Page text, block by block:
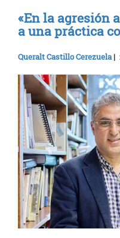
«En la agresión
a una práctica
Queralt Castillo Cerezuela |